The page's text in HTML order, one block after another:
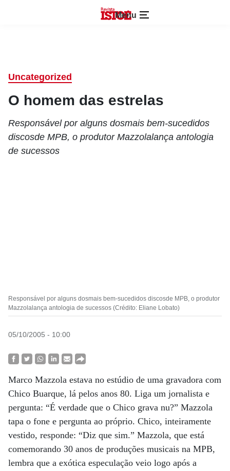
Menu
Uncategorized
O homem das estrelas
Responsável por alguns dosmais bem-sucedidos
discosde MPB, o produtor Mazzolalança antologia
de sucessos
Responsável por alguns dosmais bem-sucedidos discosde MPB, o produtor
Mazzolalança antologia de sucessos (Crédito: Eliane Lobato)
05/10/2005 - 10:00
Marco Mazzola estava no estúdio de uma gravadora com
Chico Buarque, lá pelos anos 80. Liga um jornalista e
pergunta: “É verdade que o Chico grava nu?” Mazzola
tapa o fone e pergunta ao próprio. Chico, inteiramente
vestido, responde: “Diz que sim.” Mazzola, que está
comemorando 30 anos de produções musicais na MPB,
lembra que a exótica especulação veio logo após a